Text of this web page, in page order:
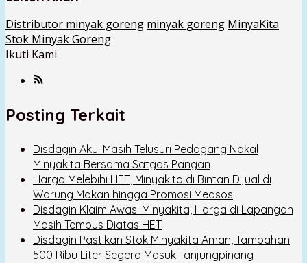
Distributor minyak goreng minyak goreng MinyaKita
Stok Minyak Goreng
Ikuti Kami
Posting Terkait
Disdagin Akui Masih Telusuri Pedagang Nakal
Minyakita Bersama Satgas Pangan
Harga Melebihi HET, Minyakita di Bintan Dijual di
Warung Makan hingga Promosi Medsos
Disdagin Klaim Awasi Minyakita, Harga di Lapangan
Masih Tembus Diatas HET
Disdagin Pastikan Stok Minyakita Aman, Tambahan
500 Ribu Liter Segera Masuk Tanjungpinang